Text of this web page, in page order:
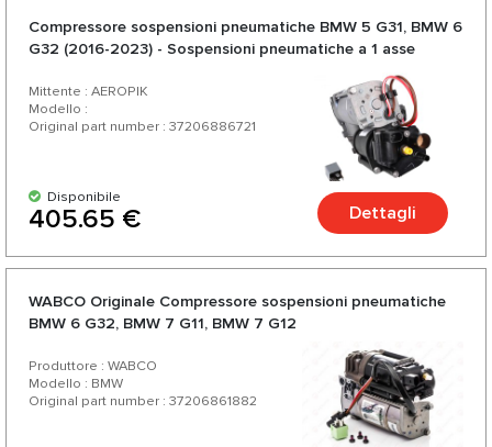
lanciata nel 2017 come successore della BMW Serie 5 Gran
Turismo. La targhetta della Serie 6 era stata
precedentemente utilizzata sulle granturismo F06/F12/F13
prodotte dal 2011 al 2018, ma questa sarebbe stata
Compressore sospensioni pneumatiche BMW 5 G31, BMW 6
G32 (2016-2023) - Sospensioni pneumatiche a 1 asse
Mittente : AEROPIK
Modello :
Original part number : 37206886721
Disponibile
405.65 € Dettagli
WABCO Originale Compressore sospensioni pneumatiche
BMW 6 G32, BMW 7 G11, BMW 7 G12
Produttore : WABCO
Modello : BMW
Original part number : 37206861882